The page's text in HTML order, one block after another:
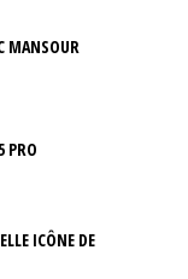
MANSOUR
PRO
ICÔNE DE